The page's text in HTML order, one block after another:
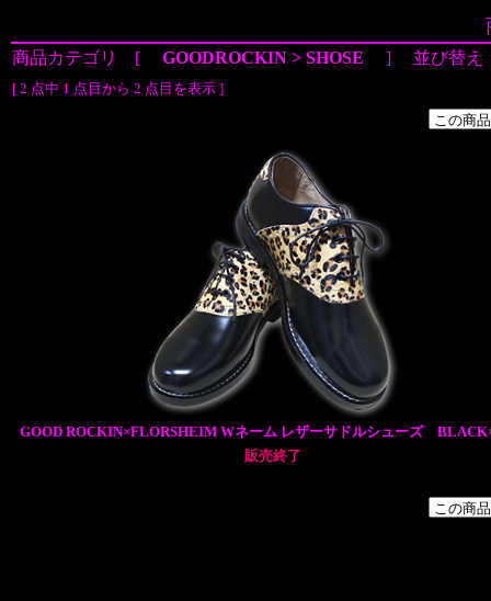
商品カテゴリ [ GOODROCKIN > SHOSE ] 並び替
[ 2 点中 1 点目から 2 点目を表示 ]
GOOD ROCKIN×FLORSHEIM Wネーム レザーサドルシューズ
販売終了